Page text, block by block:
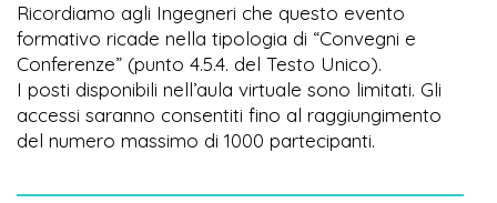
Ricordiamo agli Ingegneri che questo evento
formativo ricade nella tipologia di “Convegni e
Conferenze” (punto 4.5.4. del Testo Unico).
I posti disponibili nell’aula virtuale sono limitati. Gli
accessi saranno consentiti fino al raggiungimento
del numero massimo di 1000 partecipanti.